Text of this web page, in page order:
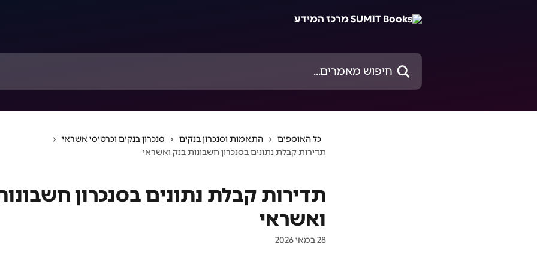
חיפוש מאמרים...
כל האוספים התאמות וסנכרון בנקים
סנכרון בנקים וכרטיסי אשראי
תדירות קבלת נתונים בסנכרון חשבונות בנק ואשראי
תדירות קבלת נתונים בסנכרון
ואשראי
28 במאי 2026